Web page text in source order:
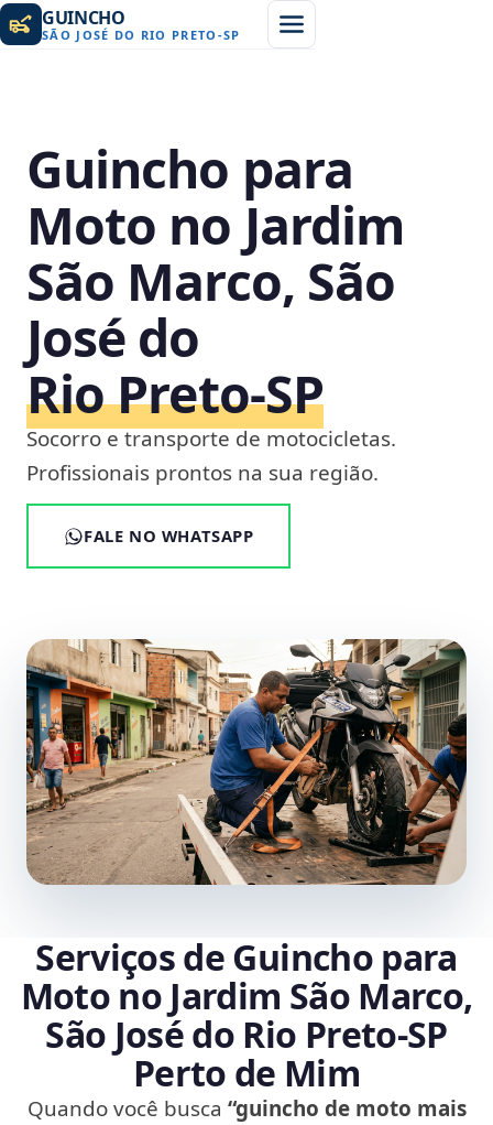
GUINCHO
SÃO JOSÉ DO RIO PRETO -SP
Guincho para
Moto no Jardim
São Marco, São
José do
Rio Preto‑SP
Socorro e transporte de motocicletas.
Profissionais prontos na sua região.
FALE NO WHATSAPP
Serviços de Guincho para
Moto no Jardim São Marco,
São José do Rio Preto‑SP
Perto de Mim
Quando você busca “guincho de moto mais